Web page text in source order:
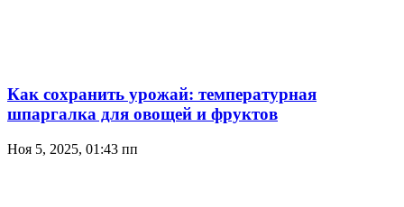
Как сохранить урожай: температурная
шпаргалка для овощей и фруктов
Ноя 5, 2025, 01:43 пп